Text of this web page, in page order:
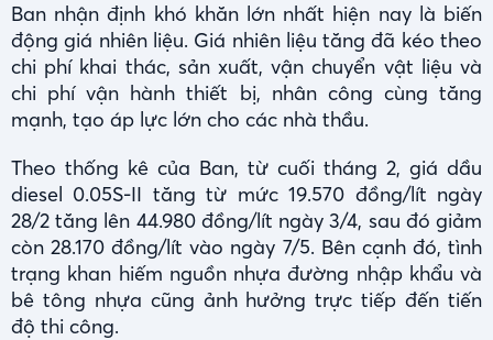
Ban nhận định khó khăn lớn nhất hiện nay là biến
động giá nhiên liệu. Giá nhiên liệu tăng đã kéo theo
chi phí khai thác, sản xuất, vận chuyển vật liệu và
chi phí vận hành thiết bị, nhân công cùng tăng
mạnh, tạo áp lực lớn cho các nhà thầu.
Theo thống kê của Ban, từ cuối tháng 2, giá dầu
diesel 0.05S-II tăng từ mức 19.570 đồng/lít ngày
28/2 tăng lên 44.980 đồng/lít ngày 3/4, sau đó giảm
còn 28.170 đồng/lít vào ngày 7/5. Bên cạnh đó, tình
trạng khan hiếm nguồn nhựa đường nhập khẩu và
bê tông nhựa cũng ảnh hưởng trực tiếp đến tiến
độ thi công.